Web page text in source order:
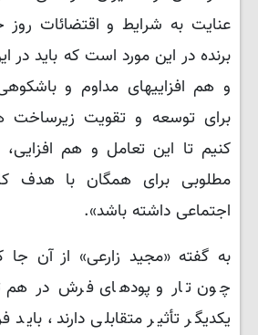
عنایت به شرایط و اقتضائات
‌برنده در این مورد است که باید
و هم ‌افزاییهای مداوم و
برای توسعه و تقویت
کنیم تا این تعامل و هم
مطلوبی برای همگان با
اجتماعی داشته باشد».
به گفته «مجید زارعی» از آن
چون تار و پودهای فرش در هم
یکدیگر تأثیر متقابلی دارند،